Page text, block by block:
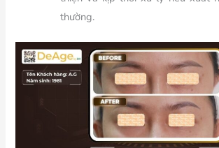
thường.